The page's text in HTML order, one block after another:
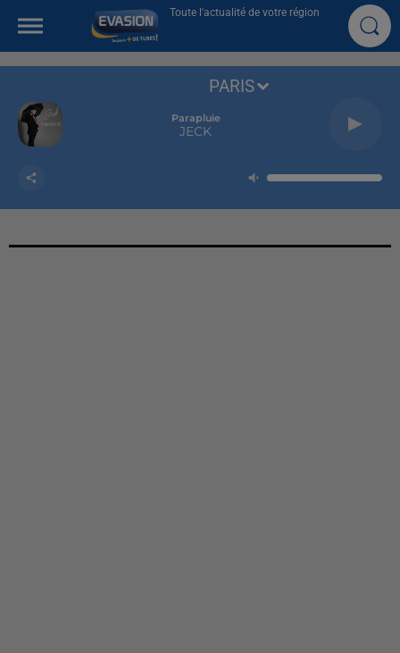
Toute l'actualité de votre région
Parapluie
JECK
PARIS